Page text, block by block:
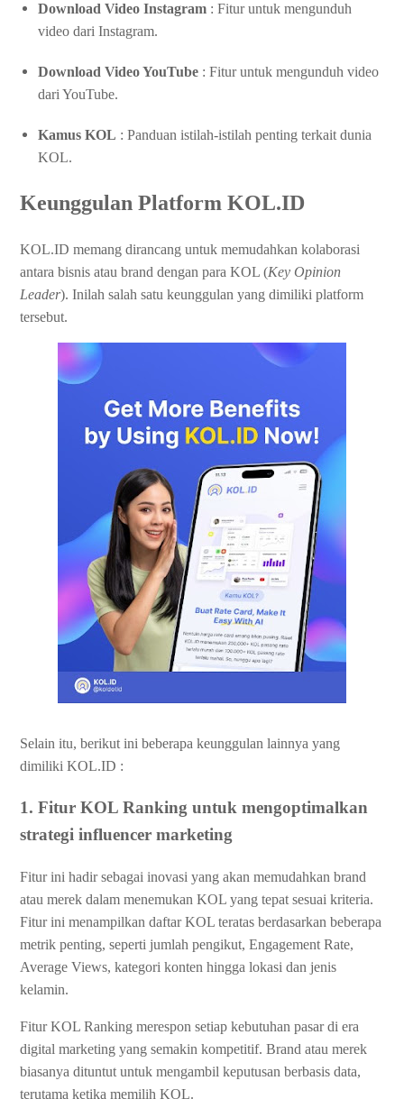
Download Video Instagram : Fitur untuk mengunduh
video dari Instagram.
Download Video YouTube : Fitur untuk mengunduh video
dari YouTube.
Kamus KOL : Panduan istilah-istilah penting terkait dunia
KOL.
Keunggulan Platform KOL.ID
KOL.ID memang dirancang untuk memudahkan kolaborasi
antara bisnis atau brand dengan para KOL (Key Opinion
Leader). Inilah salah satu keunggulan yang dimiliki platform
tersebut.
Selain itu, berikut ini beberapa keunggulan lainnya yang
dimiliki KOL.ID :
1. Fitur KOL Ranking untuk mengoptimalkan
strategi influencer marketing
Fitur ini hadir sebagai inovasi yang akan memudahkan brand
atau merek dalam menemukan KOL yang tepat sesuai kriteria.
Fitur ini menampilkan daftar KOL teratas berdasarkan beberapa
metrik penting, seperti jumlah pengikut, Engagement Rate,
Average Views, kategori konten hingga lokasi dan jenis
kelamin.
Fitur KOL Ranking merespon setiap kebutuhan pasar di era
digital marketing yang semakin kompetitif. Brand atau merek
biasanya dituntut untuk mengambil keputusan berbasis data,
terutama ketika memilih KOL.